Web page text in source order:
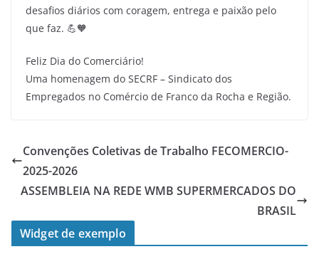
desafios diários com coragem, entrega e paixão pelo
que faz. 💪🧡
Feliz Dia do Comerciário!
Uma homenagem do SECRF – Sindicato dos
Empregados no Comércio de Franco da Rocha e Região.
Convenções Coletivas de Trabalho FECOMERCIO-
2025-2026
ASSEMBLEIA NA REDE WMB SUPERMERCADOS DO
BRASIL
Widget de exemplo